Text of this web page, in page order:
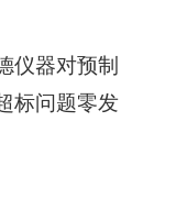
器对预制
标问题零发